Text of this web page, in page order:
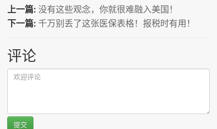
上一篇: 没有这些观念，你就很难融入美国！
下一篇: 千万别丢了这张医保表格！报税时有用！
评论
提交